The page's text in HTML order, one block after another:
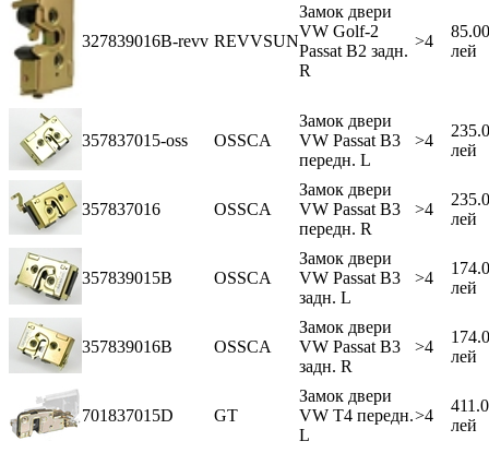
327839016B-revv REVVSUN
Замок двери
VW Golf-2
Passat B2 задн.
R
>4
85.00
лей
357837015-oss OSSCA
Замок двери
VW Passat B3
передн. L
>4
лей
357837016 OSSCA
Замок двери
VW Passat B3
передн. R
>4
лей
357839015B OSSCA
Замок двери
VW Passat B3
задн. L
>4
лей
357839016B OSSCA
Замок двери
VW Passat B3
задн. R
>4
лей
701837015D GT
Замок двери
VW T4 передн.
L
>4
лей